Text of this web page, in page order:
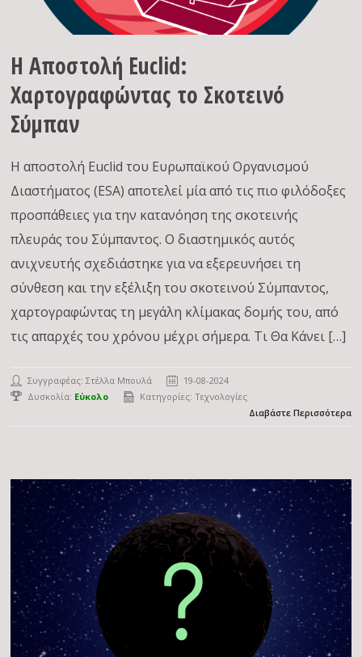
Η Αποστολή Euclid:
Χαρτογραφώντας το Σκοτεινό
Σύμπαν
Η αποστολή Euclid του Ευρωπαϊκού Οργανισμού
Διαστήματος (ESA) αποτελεί μία από τις πιο φιλόδοξες
προσπάθειες για την κατανόηση της σκοτεινής
πλευράς του Σύμπαντος. Ο διαστημικός αυτός
ανιχνευτής σχεδιάστηκε για να εξερευνήσει τη
σύνθεση και την εξέλιξη του σκοτεινού Σύμπαντος,
χαρτογραφώντας τη μεγάλη κλίμακας δομής του, από
τις απαρχές του χρόνου μέχρι σήμερα. Τι Θα Κάνει […]
Συγγραφέας:Στέλλα Μπουλά
19-08-2024
Δυσκολία: Εύκολο Κατηγορίες:Τεχνολογίες
Διαβάστε Περισσότερα